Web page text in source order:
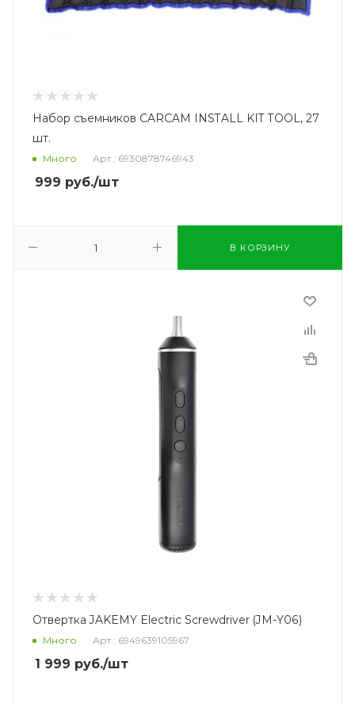
Набор съемников CARCAM INSTALL KIT TOOL, 27
шт.
Много Арт.: 6930878746943
999 руб./шт
В КОРЗИНУ
Отвертка JAKEMY Electric Screwdriver (JM-Y06)
Много Арт.: 6949639105967
1 999 руб./шт